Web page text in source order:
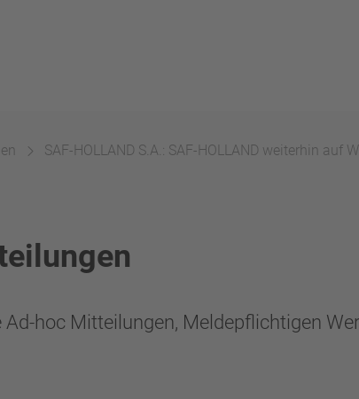
SAF-HOLLAND S.A.: SAF-HOLLAND weiterhin auf
Ad-hoc Mitteilungen, Meldepflichtigen